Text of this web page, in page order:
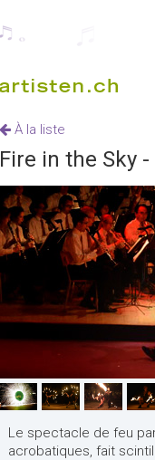
À la liste
Fire in the Sky
Le spectacle de feu
acrobatiques, fait